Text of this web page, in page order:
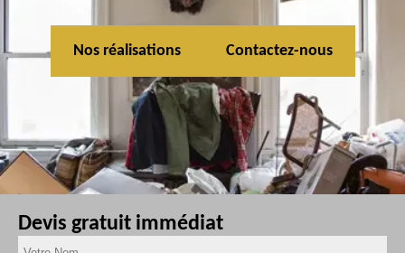
Nos réalisations Contactez-nous
Devis gratuit immédiat